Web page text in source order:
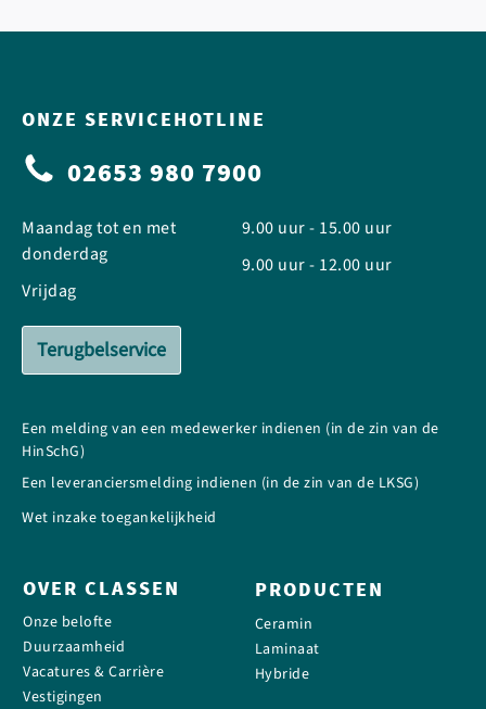
ONZE SERVICEHOTLINE
02653 980 7900
Maandag tot en met
donderdag
Vrijdag
9.00 uur - 15.00 uur
9.00 uur - 12.00 uur
Terugbelservice
Een melding van een medewerker indienen (in de zin van de
HinSchG)
Een leveranciersmelding indienen (in de zin van de LKSG)
Wet inzake toegankelijkheid
OVER CLASSEN
Onze belofte
Duurzaamheid
Vacatures & Carrière
Vestigingen
PRODUCTEN
Ceramin
Laminaat
Hybride